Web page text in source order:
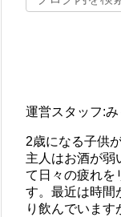
運営スタッフ:み
2歳になる子供
主人はお酒が弱
て日々の疲れを
す。最近は時間
り飲んでいます